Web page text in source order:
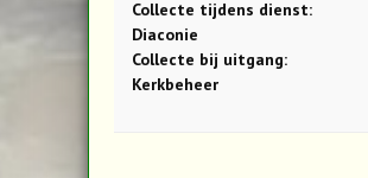
Collecte tijdens dienst:
Diaconie
Collecte bij uitgang:
Kerkbeheer